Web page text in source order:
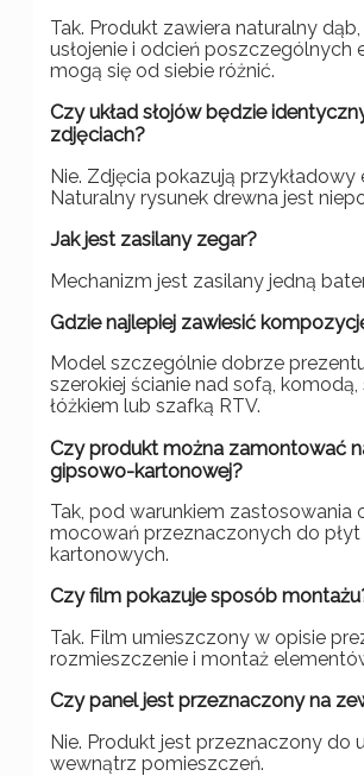
Tak. Produkt zawiera naturalny
usłojenie i odcień poszczególnych
mogą się od siebie różnić.
Czy układ słojów będzie
zdjęciach?
Nie. Zdjęcia pokazują przykładowy
Naturalny rysunek drewna jest
Jak jest zasilany zegar?
Mechanizm jest zasilany jedną
Gdzie najlepiej zawiesić
Model szczególnie dobrze
szerokiej ścianie nad sofą, komodą,
łóżkiem lub szafką RTV.
Czy produkt można zamontować
gipsowo-kartonowej?
Tak, pod warunkiem zastosowania
mocowań przeznaczonych do
kartonowych.
Czy film pokazuje sposób
Tak. Film umieszczony w opisie
rozmieszczenie i montaż
Czy panel jest przeznaczony na
Nie. Produkt jest przeznaczony do
wewnątrz pomieszczeń.